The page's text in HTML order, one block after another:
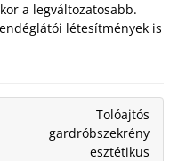
a legváltozatosabb.
létesítmények is
Tolóajtós
gardróbszekrény
esztétikus